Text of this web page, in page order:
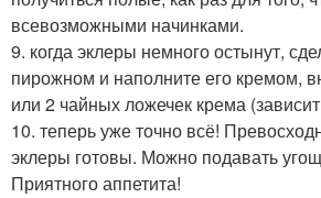
всевозможными начинками.
9. когда эклеры немного остынут,
пирожном и наполните его кремом,
или 2 чайных ложечек крема
10. теперь уже точно всё!
эклеры готовы. Можно подавать
Приятного аппетита!